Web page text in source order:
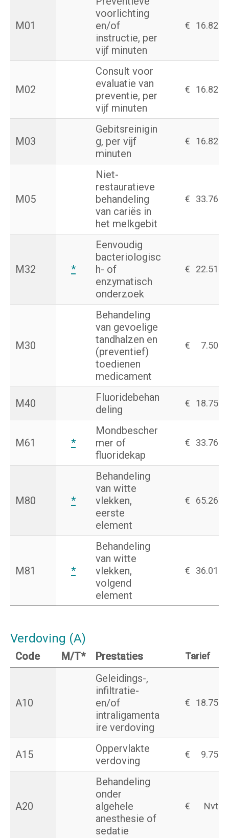
M01
voorlichting
en/of
instructie, per
vijf minuten
€ 16.82
M02
Consult voor
evaluatie van
preventie, per
vijf minuten
€ 16.82
M03
Gebitsreinigin
g, per vijf
minuten
€ 16.82
M05
Niet-
restauratieve
behandeling
van cariës in
het melkgebit
€ 33.76
M32 *
Eenvoudig
bacteriologisc
h- of
enzymatisch
onderzoek
€ 22.51
M30
Behandeling
van gevoelige
tandhalzen en
(preventief)
toedienen
medicament
€ 7.50
M40
Fluoridebehan
deling
€ 18.75
M61 *
Mondbescher
mer of
fluoridekap
€ 33.76
M80 *
Behandeling
van witte
vlekken,
eerste
element
€ 65.26
M81 *
Behandeling
van witte
vlekken,
volgend
element
€ 36.01
Verdoving (A)
Code M/T* Prestaties Tarief
A10
Geleidings-,
infiltratie-
en/of
intraligamenta
ire verdoving
€ 18.75
A15
Oppervlakte
verdoving
€ 9.75
A20
Behandeling
onder
algehele
anesthesie of
sedatie
€ Nvt